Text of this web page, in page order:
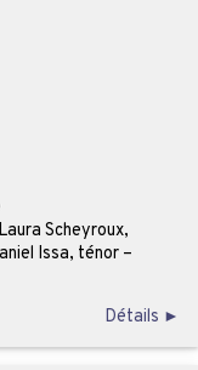
Scheyroux,
Issa, ténor –
Détails ►